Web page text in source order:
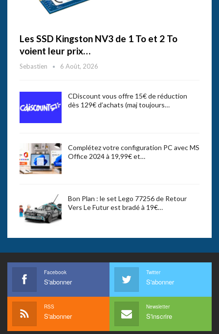
Les SSD Kingston NV3 de 1 To et 2 To
voient leur prix…
Sebastien 6 Août, 2026
CDiscount vous offre 15€ de réduction
dès 129€ d’achats (maj toujours…
Complétez votre configuration PC avec MS
Office 2024 à 19,99€ et…
Bon Plan : le set Lego 77256 de Retour
Vers Le Futur est bradé à 19€…
Facebook
S'abonner
Twitter
S'abonner
RSS
S'abonner
Newsletter
S'inscrire